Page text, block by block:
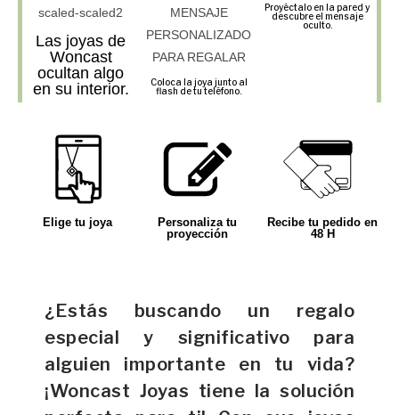
Las joyas de
Woncast
ocultan algo
en su interior.
Coloca la joya junto al
flash de tu teléfono.
Proyéctalo en la pared y
descubre el mensaje
oculto.
Elige tu joya
Personaliza tu
proyección
Recibe tu pedido en
48 H
¿Estás buscando un regalo
especial y significativo para
alguien importante en tu vida?
¡Woncast Joyas tiene la solución